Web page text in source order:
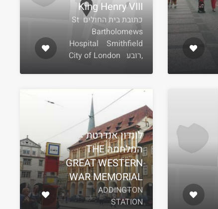
King Henry VIII
כתובת בית החולים St
Bartholomews
Hospital Smithfield
,רובע City of London
לונדון אנדרטת
המלחמה THE
GREAT WESTERN
WAR MEMORIAL
ADDINGTON
STATION